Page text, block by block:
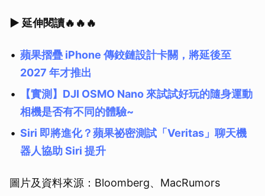
▶ 延伸閱讀🔥🔥🔥
蘋果摺疊 iPhone 傳鉸鏈設計卡關，將延後至
2027 年才推出
【實測】DJI OSMO Nano 來試試好玩的隨身運動
相機是否有不同的體驗~
Siri 即將進化？蘋果祕密測試「Veritas」聊天機
器人協助 Siri 提升
圖片及資料來源：Bloomberg、MacRumors